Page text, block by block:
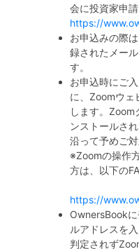
会に投資家申
https://
お申込みの際
録されたメー
す。
お申込時にご
に、Zoomウェ
します。Zoom
ンストールさ
沿って予めご対
※Zoomの操作
方は、以下の
https://
OwnersBook
ルアドレスを
判定されず